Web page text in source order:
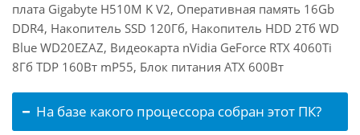
плата Gigabyte H510M K V2, Оперативная память 16Gb
DDR4, Накопитель SSD 120Гб, Накопитель HDD 2Тб WD
Blue WD20EZAZ, Видеокарта nVidia GeForce RTX 4060Ti
8Гб TDP 160Вт mP55, Блок питания ATX 600Вт
На базе какого процессора собран этот ПК?